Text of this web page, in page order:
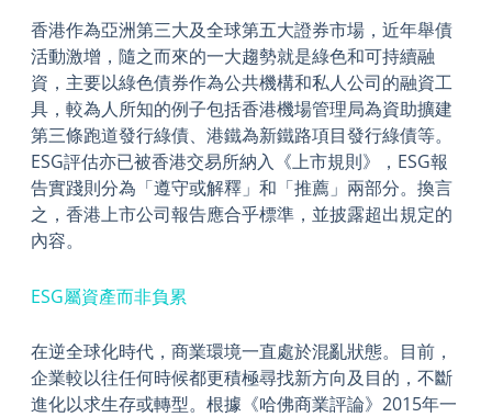
香港作為亞洲第三大及全球第五大證券市場，近年舉債
活動激增，隨之而來的一大趨勢就是綠色和可持續融
資，主要以綠色債券作為公共機構和私人公司的融資工
具，較為人所知的例子包括香港機場管理局為資助擴建
第三條跑道發行綠債、港鐵為新鐵路項目發行綠債等。
ESG評估亦已被香港交易所納入《上市規則》，ESG報
告實踐則分為「遵守或解釋」和「推薦」兩部分。換言
之，香港上市公司報告應合乎標準，並披露超出規定的
內容。
ESG屬資產而非負累
在逆全球化時代，商業環境一直處於混亂狀態。目前，
企業較以往任何時候都更積極尋找新方向及目的，不斷
進化以求生存或轉型。根據《哈佛商業評論》2015年一